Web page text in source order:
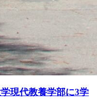
現代教養学部に3学